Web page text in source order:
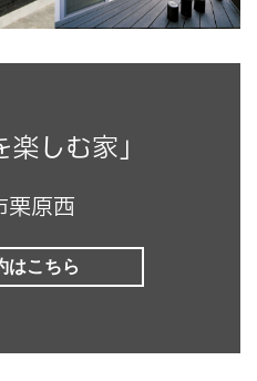
楽しむ家」
栗原西
はこちら